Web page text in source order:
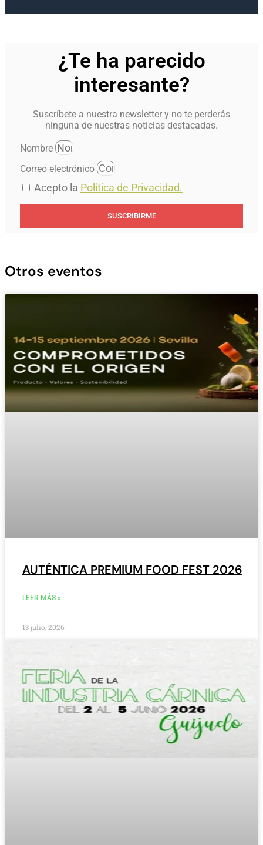
¿Te ha parecido
interesante?
Suscríbete a nuestra newsletter y no te perderás
ninguna de nuestras noticias destacadas.
Nombre
Correo electrónico
Acepto la Política de Privacidad.
SUSCRIBIRME
Otros eventos
AUTÉNTICA PREMIUM FOOD FEST 2026
LEER MÁS »
13 julio, 2026